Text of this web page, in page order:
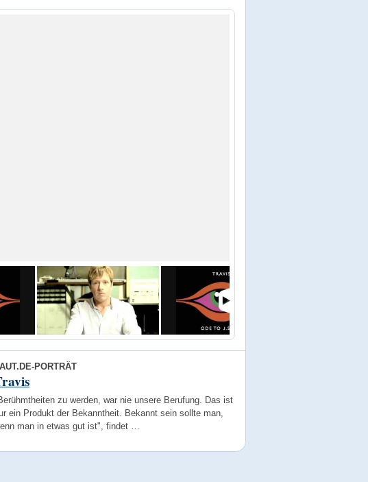
PORTRÄT
zu werden, war nie unsere Berufung. Das ist
ein Produkt der Bekanntheit. Bekannt sein sollte man,
man in etwas gut ist", findet …